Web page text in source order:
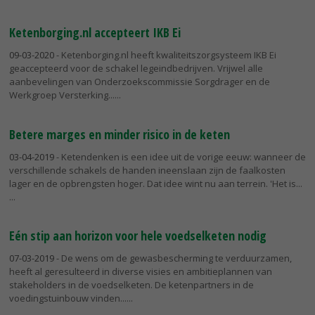
Ketenborging.nl accepteert IKB Ei
09-03-2020- Ketenborging.nl heeft kwaliteitszorgsysteem IKB Ei
geaccepteerd voor de schakel legeindbedrijven. Vrijwel alle
aanbevelingen van Onderzoekscommissie Sorgdrager en de
Werkgroep Versterking...
Betere marges en minder risico in de keten
03-04-2019- Ketendenken is een idee uit de vorige eeuw: wanneer de
verschillende schakels de handen ineenslaan zijn de faalkosten
lager en de opbrengsten hoger. Dat idee wint nu aan terrein. 'Het is...
Eén stip aan horizon voor hele voedselketen nodig
07-03-2019- De wens om de gewasbescherming te verduurzamen,
heeft al geresulteerd in diverse visies en ambitieplannen van
stakeholders in de voedselketen. De ketenpartners in de
voedingstuinbouw vinden...